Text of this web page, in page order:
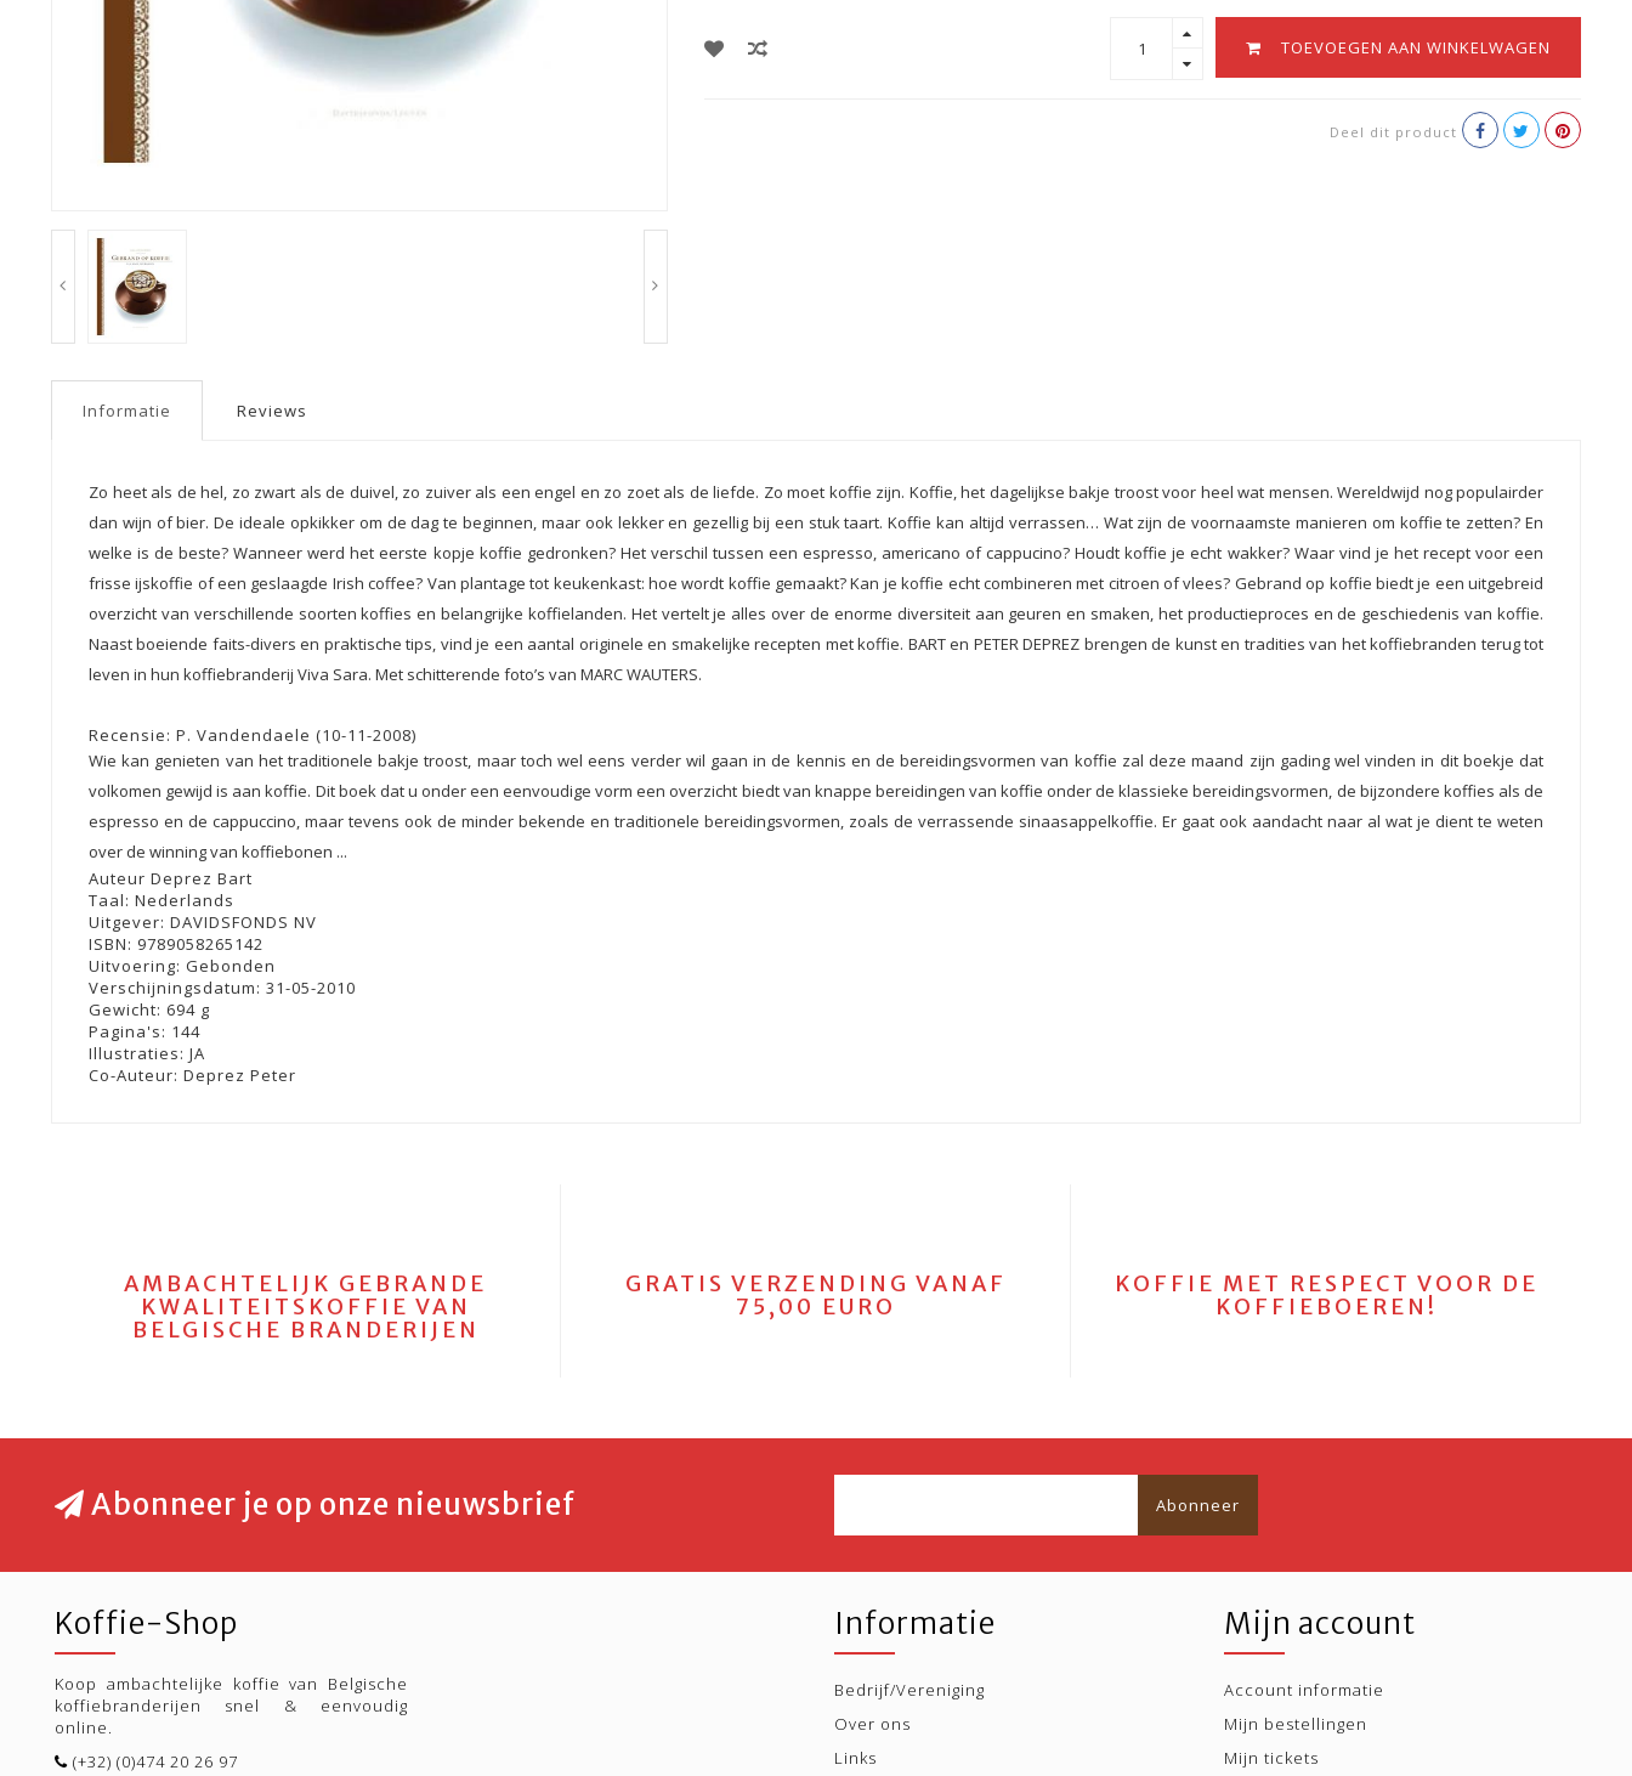
TOEVOEGEN AAN WINKELWAGEN
Deel dit product
Informatie Reviews
Zo heet als de hel, zo zwart als de duivel, zo zuiver als een engel en zo zoet als de liefde. Zo moet koffie zijn. Koffie, het dagelijkse bakje troost voor heel wat mensen. Wereldwijd nog populairder
dan wijn of bier. De ideale opkikker om de dag te beginnen, maar ook lekker en gezellig bij een stuk taart. Koffie kan altijd verrassen… Wat zijn de voornaamste manieren om koffie te zetten? En
welke is de beste? Wanneer werd het eerste kopje koffie gedronken? Het verschil tussen een espresso, americano of cappucino? Houdt koffie je echt wakker? Waar vind je het recept voor een
frisse ijskoffie of een geslaagde Irish coffee? Van plantage tot keukenkast: hoe wordt koffie gemaakt? Kan je koffie echt combineren met citroen of vlees? Gebrand op koffie biedt je een uitgebreid
overzicht van verschillende soorten koffies en belangrijke koffielanden. Het vertelt je alles over de enorme diversiteit aan geuren en smaken, het productieproces en de geschiedenis van koffie.
Naast boeiende faits-divers en praktische tips, vind je een aantal originele en smakelijke recepten met koffie. BART en PETER DEPREZ brengen de kunst en tradities van het koffiebranden terug tot
leven in hun koffiebranderij Viva Sara. Met schitterende foto’s van MARC WAUTERS.
Recensie: P. Vandendaele (10-11-2008)
Wie kan genieten van het traditionele bakje troost, maar toch wel eens verder wil gaan in de kennis en de bereidingsvormen van koffie zal deze maand zijn gading wel vinden in dit boekje dat
volkomen gewijd is aan koffie. Dit boek dat u onder een eenvoudige vorm een overzicht biedt van knappe bereidingen van koffie onder de klassieke bereidingsvormen, de bijzondere koffies als de
espresso en de cappuccino, maar tevens ook de minder bekende en traditionele bereidingsvormen, zoals de verrassende sinaasappelkoffie. Er gaat ook aandacht naar al wat je dient te weten
over de winning van koffiebonen ...
Auteur Deprez Bart
Taal: Nederlands
Uitgever: DAVIDSFONDS NV
ISBN: 9789058265142
Uitvoering: Gebonden
Verschijningsdatum: 31-05-2010
Gewicht: 694 g
Pagina's: 144
Illustraties: JA
Co-Auteur: Deprez Peter
AMBACHTELIJK GEBRANDE
KWALITEITSKOFFIE VAN
BELGISCHE BRANDERIJEN
GRATIS VERZENDING VANAF
75,00 EURO
KOFFIE MET RESPECT VOOR DE
KOFFIEBOEREN!
Abonneer je op onze nieuwsbrief Abonneer
Koffie-Shop
Koop ambachtelijke koffie van Belgische
koffiebranderijen snel & eenvoudig
online.
(+32) (0)474 20 26 97
Informatie
Bedrijf/Vereniging
Over ons
Links
Mijn account
Account informatie
Mijn bestellingen
Mijn tickets